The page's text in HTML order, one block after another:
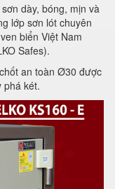
dày, bóng, mịn và
lớp sơn lót chuyên
biển Việt Nam
Safes).
an toàn Ø30 được
phá két.